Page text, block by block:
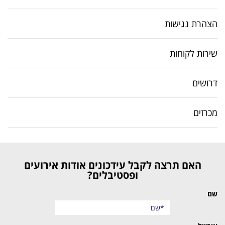
הצהרת נגישות
שירות לקוחות
דרושים
מכרזים
האם תרצה לקבל עידכונים אודות אירועים
ופסטיבלים?
שם